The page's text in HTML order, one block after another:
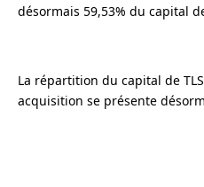
désormais 59,53% du capital
La répartition du capital de
acquisition se présente